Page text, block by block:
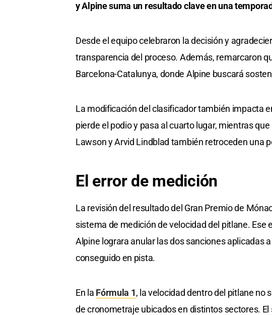
y Alpine suma un resultado clave en una
Desde el equipo celebraron la decisión y
transparencia del proceso. Además, remarcaron
Barcelona-Catalunya, donde Alpine buscará
La modificación del clasificador también impacta
pierde el podio y pasa al cuarto lugar, mientras
Lawson y Arvid Lindblad también retroceden una
El error de medición
La revisión del resultado del Gran Premio de
sistema de medición de velocidad del pitlane.
Alpine lograra anular las dos sanciones aplicadas
conseguido en pista.
En la Fórmula 1, la velocidad dentro del pitlane no
de cronometraje ubicados en distintos sectores.